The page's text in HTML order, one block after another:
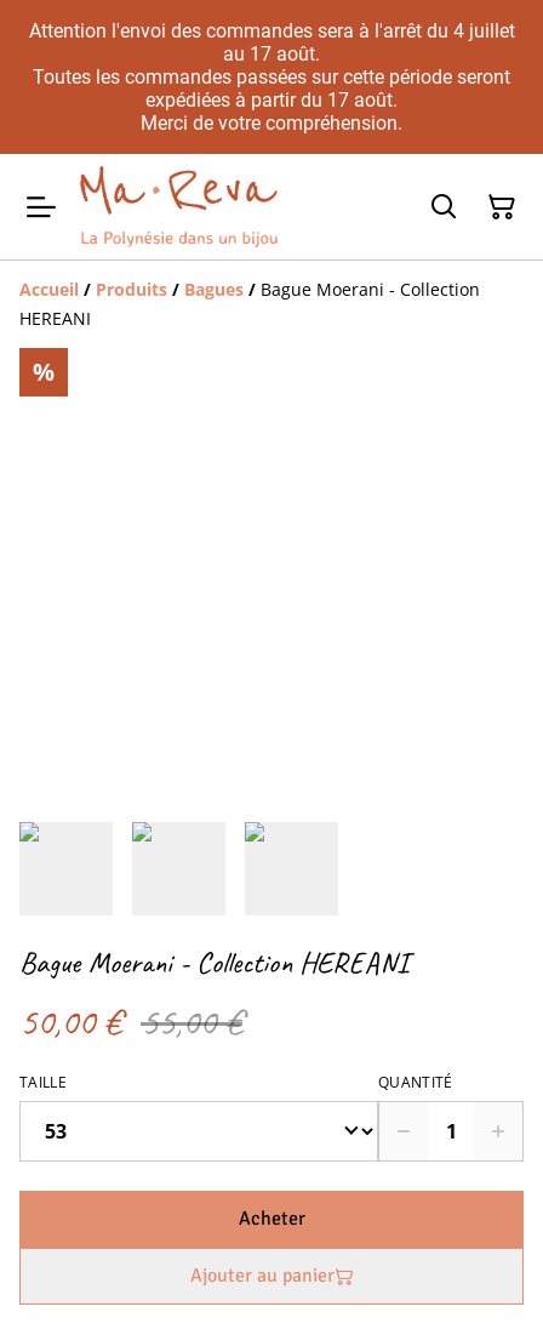
Attention l'envoi des commandes sera à l'arrêt du 4 juillet
au 17 août.
Toutes les commandes passées sur cette période seront
expédiées à partir du 17 août.
Merci de votre compréhension.
Accueil / Produits / Bagues / Bague Moerani - Collection
HEREANI
%
Bague Moerani - Collection HEREANI
50,00 € 55,00 €
TAILLE QUANTITÉ
Acheter
Ajouter au panier